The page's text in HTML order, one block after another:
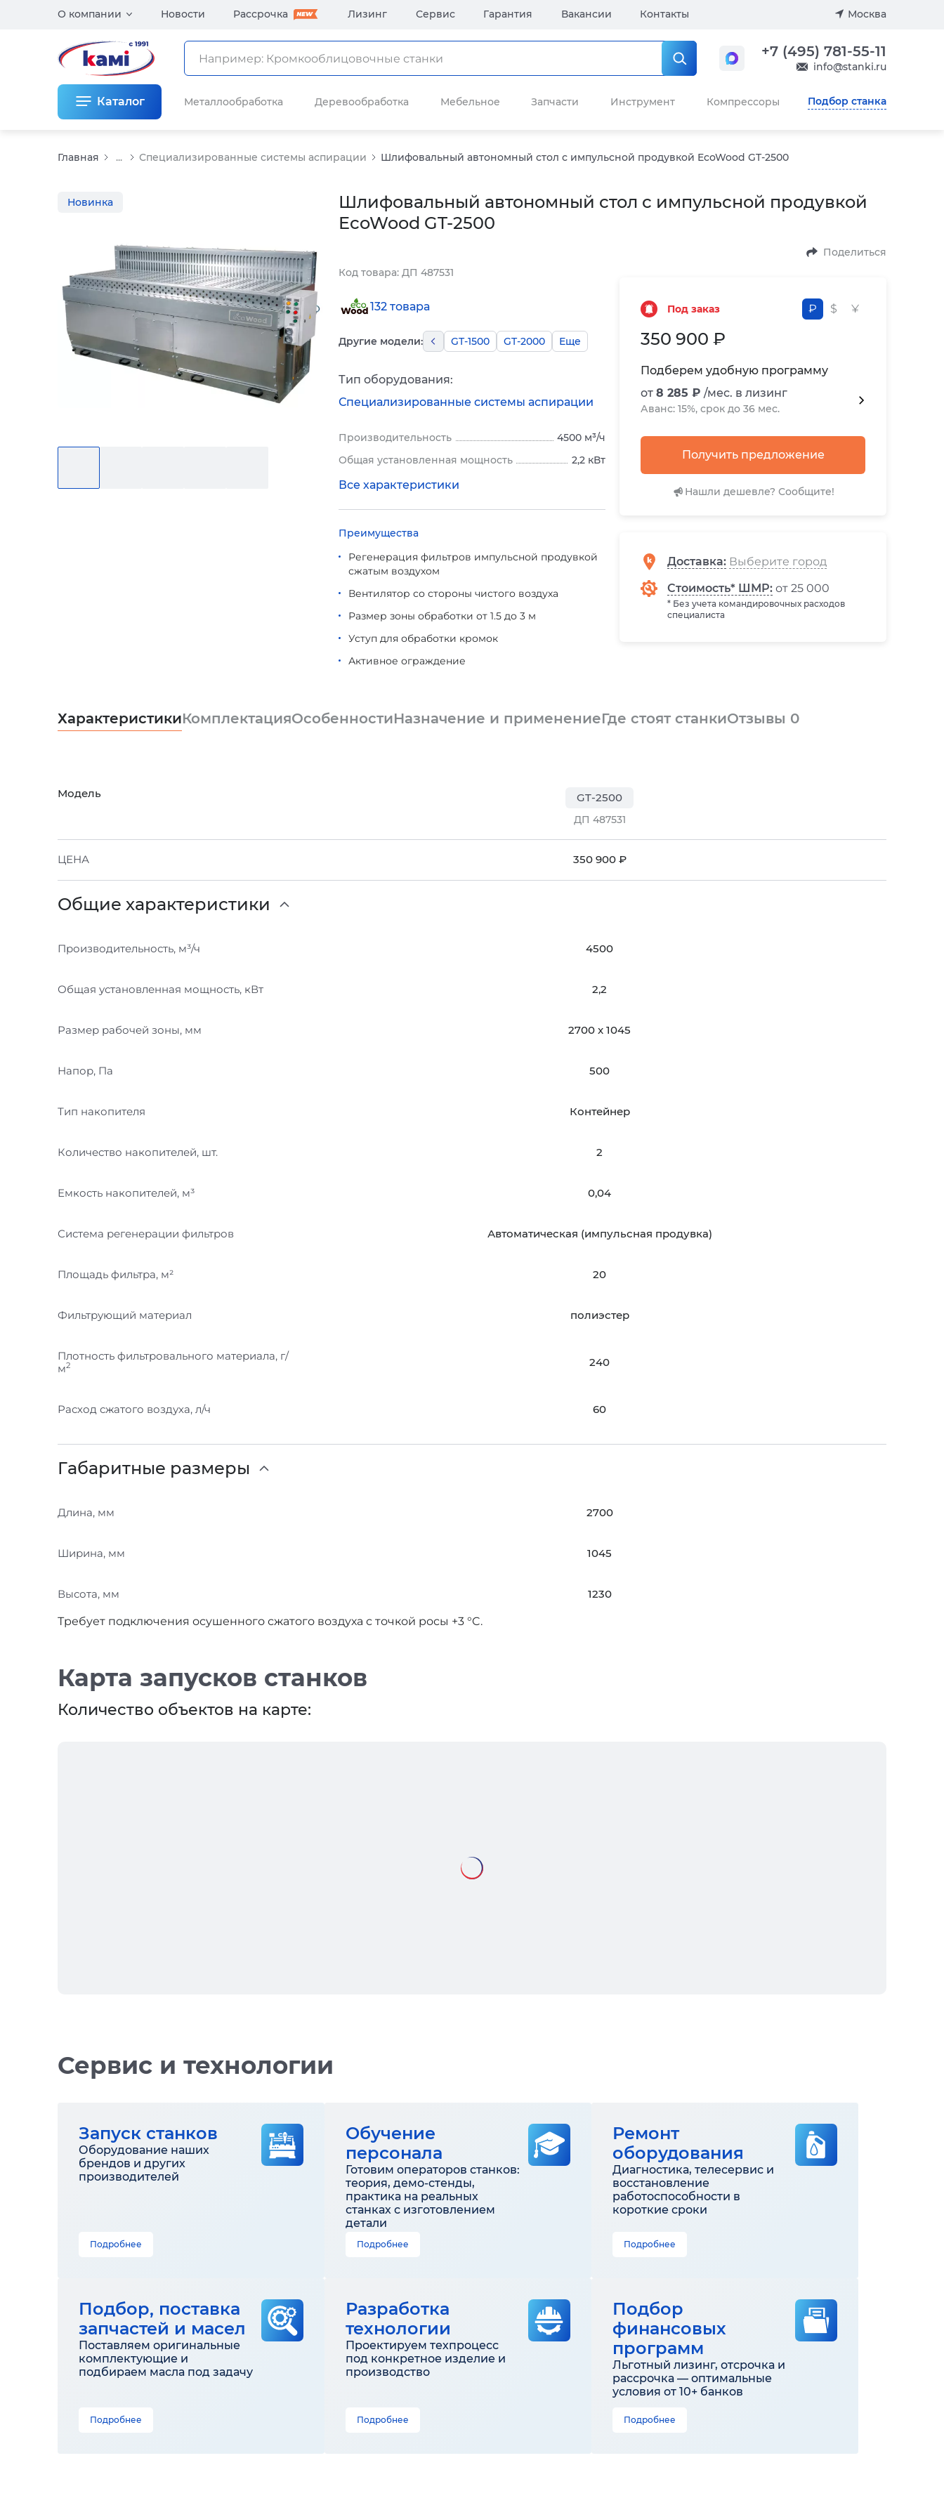
О компании Новости Рассрочка Лизинг Сервис Гарантия Вакансии Контакты Москва
+7 (495) 781-55-11
info@stanki.ru
Каталог Металлообработка Деревообработка Мебельное Запчасти Инструмент Компрессоры Подбор станка
Главная ... Специализированные системы аспирации Шлифовальный автономный стол с импульсной продувкой EcoWood GT-2500
Шлифовальный автономный стол с импульсной продувкой
EcoWood GT-2500
Код товара: ДП 487531
Поделиться
Новинка
Под заказ ₽ $ ¥
350 900 ₽
Подберем удобную программу
от 8 285 ₽ /мес. в лизинг
Аванс: 15%, срок до 36 мес.
Получить предложение
Нашли дешевле? Сообщите!
Доставка:
Стоимость* ШМР: от 25 000
* Без учета командировочных расходов
специалиста
132 товара
Другие модели: GT-1500 GT-2000 Еще
Тип оборудования:
Специализированные системы аспирации
Производительность
4500 м³/ч
Общая установленная мощность
2,2 кВт
Все характеристики
Преимущества
Регенерация фильтров импульсной продувкой
сжатым воздухом
Вентилятор со стороны чистого воздуха
Размер зоны обработки от 1.5 до 3 м
Уступ для обработки кромок
Активное ограждение
ХарактеристикиКомплектацияОсобенностиНазначение и применениеГде стоят станкиОтзывы 0
Модель GT-2500
ДП 487531
ЦЕНА 350 900 ₽
Общие характеристики
Производительность, м³/ч 4500
Общая установленная мощность, кВт 2,2
Размер рабочей зоны, мм 2700 x 1045
Напор, Па 500
Тип накопителя Контейнер
Количество накопителей, шт. 2
Емкость накопителей, м³ 0,04
Система регенерации фильтров Автоматическая (импульсная продувка)
Площадь фильтра, м² 20
Фильтрующий материал полиэстер
Плотность фильтровального материала, г/
м2 240
Расход сжатого воздуха, л/ч 60
Габаритные размеры
Длина, мм 2700
Ширина, мм 1045
Высота, мм 1230
Требует подключения осушенного сжатого воздуха с точкой росы +3 °C.
Карта запусков станков
Количество объектов на карте:
Сервис и технологии
Запуск станков
Оборудование наших
брендов и других
производителей
Подробнее
Обучение
персонала
Готовим операторов станков:
теория, демо-стенды,
практика на реальных
станках с изготовлением
детали
Подробнее
Ремонт
оборудования
Диагностика, телесервис и
восстановление
работоспособности в
короткие сроки
Подробнее
Подбор, поставка
запчастей и масел
Поставляем оригинальные
комплектующие и
подбираем масла под задачу
Подробнее
Разработка
технологии
Проектируем техпроцесс
под конкретное изделие и
производство
Подробнее
Подбор
финансовых
программ
Льготный лизинг, отсрочка и
рассрочка — оптимальные
условия от 10+ банков
Подробнее